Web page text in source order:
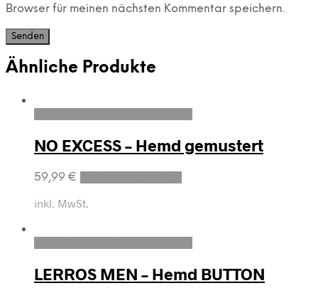
Browser für meinen nächsten Kommentar speichern.
Ähnliche Produkte
NO EXCESS – Hemd gemustert
59,99 €
inkl. MwSt.
LERROS MEN – Hemd BUTTON